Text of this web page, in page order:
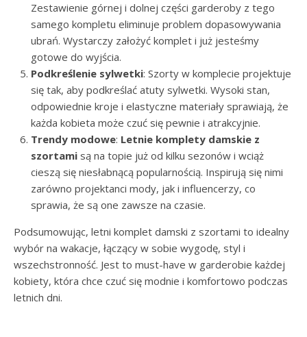
Zestawienie górnej i dolnej części garderoby z tego
samego kompletu eliminuje problem dopasowywania
ubrań. Wystarczy założyć komplet i już jesteśmy
gotowe do wyjścia.
Podkreślenie sylwetki: Szorty w komplecie projektuje
się tak, aby podkreślać atuty sylwetki. Wysoki stan,
odpowiednie kroje i elastyczne materiały sprawiają, że
każda kobieta może czuć się pewnie i atrakcyjnie.
Trendy modowe: Letnie komplety damskie z
szortami są na topie już od kilku sezonów i wciąż
cieszą się niesłabnącą popularnością. Inspirują się nimi
zarówno projektanci mody, jak i influencerzy, co
sprawia, że są one zawsze na czasie.
Podsumowując, letni komplet damski z szortami to idealny
wybór na wakacje, łączący w sobie wygodę, styl i
wszechstronność. Jest to must-have w garderobie każdej
kobiety, która chce czuć się modnie i komfortowo podczas
letnich dni.